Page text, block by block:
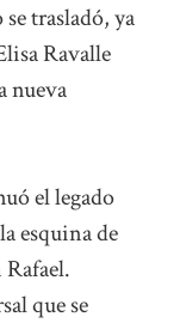
trasladó, ya
Ravalle
nueva
el legado
esquina de
que se